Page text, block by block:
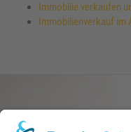
Immobilie verkaufen
Immobilienverkauf im